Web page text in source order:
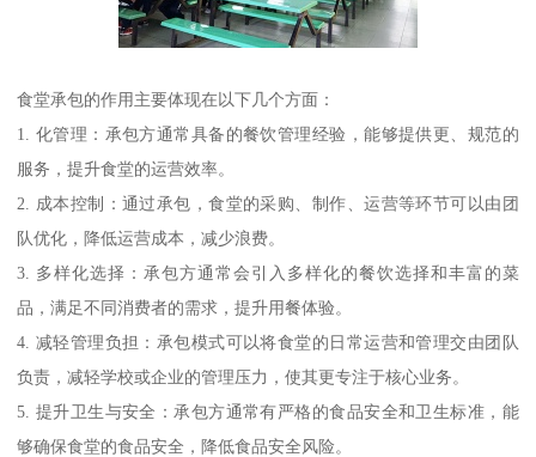
食堂承包的作用主要体现在以下几个方面：
1. 化管理：承包方通常具备的餐饮管理经验，能够提供更、规范的
服务，提升食堂的运营效率。
2. 成本控制：通过承包，食堂的采购、制作、运营等环节可以由团
队优化，降低运营成本，减少浪费。
3. 多样化选择：承包方通常会引入多样化的餐饮选择和丰富的菜
品，满足不同消费者的需求，提升用餐体验。
4. 减轻管理负担：承包模式可以将食堂的日常运营和管理交由团队
负责，减轻学校或企业的管理压力，使其更专注于核心业务。
5. 提升卫生与安全：承包方通常有严格的食品安全和卫生标准，能
够确保食堂的食品安全，降低食品安全风险。